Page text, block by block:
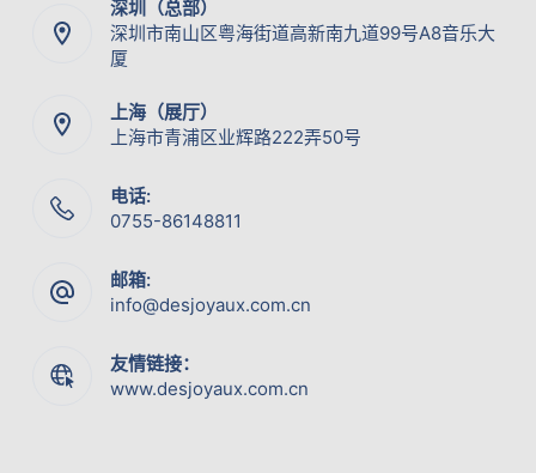
深圳（总部）
深圳市南山区粤海街道高新南九道99号A8音乐大
厦
上海（展厅）
上海市青浦区业辉路222弄50号
电话:
0755-86148811
邮箱:
info@desjoyaux.com.cn
友情链接：
www.desjoyaux.com.cn